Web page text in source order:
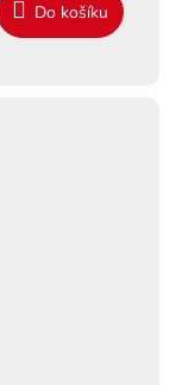
Do košíku